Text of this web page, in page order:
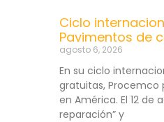
Ciclo
Pavimentos de
agosto 6, 2026
En su ciclo
gratuitas, Procemco
en América. El 12
reparación” y